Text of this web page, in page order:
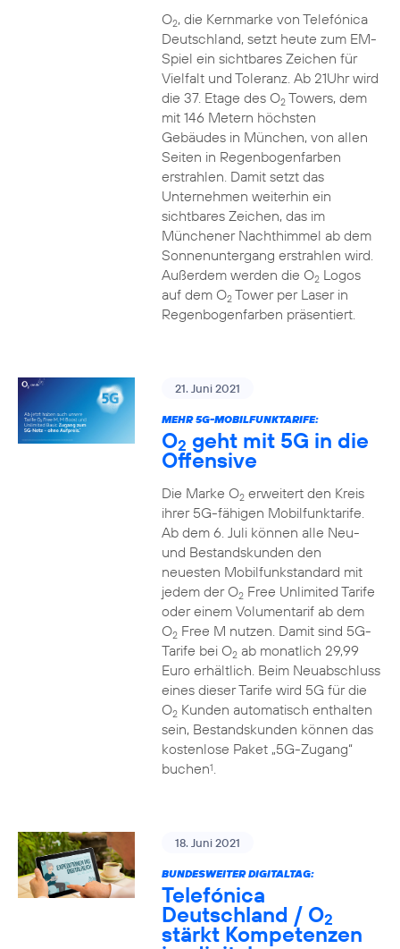
O2, die Kernmarke von Telefónica
Deutschland, setzt heute zum EM-
Spiel ein sichtbares Zeichen für
Vielfalt und Toleranz. Ab 21Uhr wird
die 37. Etage des O2Towers, dem
mit 146 Metern höchsten
Gebäudes in München, von allen
Seiten in Regenbogenfarben
erstrahlen. Damit setzt das
Unternehmen weiterhin ein
sichtbares Zeichen, das im
Münchener Nachthimmel ab dem
Sonnenuntergang erstrahlen wird.
Außerdem werden die O2Logos
auf dem O2Tower per Laser in
Regenbogenfarben präsentiert.
21. Juni 2021
MEHR 5G-MOBILFUNKTARIFE:
O2 geht mit 5G in die
Offensive
Die Marke O2erweitert den Kreis
ihrer 5G-fähigen Mobilfunktarife.
Ab dem 6. Juli können alle Neu-
und Bestandskunden den
neuesten Mobilfunkstandard mit
jedem der O2Free Unlimited Tarife
oder einem Volumentarif ab dem
O2Free M nutzen. Damit sind 5G-
Tarife bei O2ab monatlich 29,99
Euro erhältlich. Beim Neuabschluss
eines dieser Tarife wird 5G für die
O2Kunden automatisch enthalten
sein, Bestandskunden können das
kostenlose Paket „5G-Zugang“
buchen1.
18. Juni 2021
BUNDESWEITER DIGITALTAG:
Telefónica
Deutschland / O2
stärkt Kompetenzen